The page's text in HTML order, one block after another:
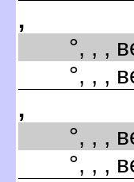
,
°, , ,
°, , ,
,
°, , ,
°, , ,